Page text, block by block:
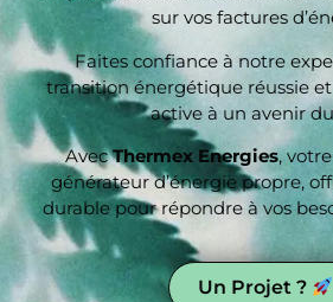
sur vos factures
Faites confiance à notre
transition énergétique réussie
active à un avenir
AvecThermex Energies,
générateur d’énergie propre,
durable pour répondre à vos
Un Projet ?